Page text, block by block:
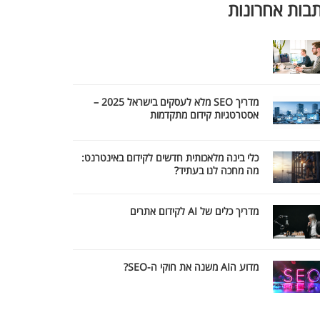
אחרונות
מדריך SEO מלא לעסקים בישראל 2025 –
אסטרטגיות קידום מתקדמות
כלי בינה מלאכותית חדשים לקידום באינטרנט:
מה מחכה לנו בעתיד?
מדריך כלים של AI לקידום אתרים
מדוע הAI משנה את חוקי ה-SEO?